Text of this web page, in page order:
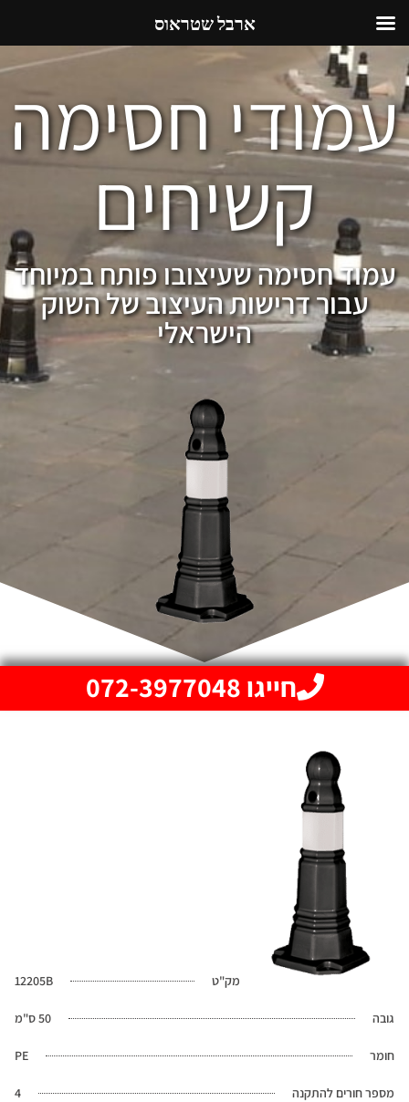
עמודי חסימה
קשיחים
עמוד חסימה שעיצובו פותח במיוחד
עבור דרישות העיצוב של השוק
הישראלי
חייגו 072-3977048
מק"ט 12205B
גובה 50 ס"מ
חומר PE
מספר חורים להתקנה 4
ארבל שטראוס